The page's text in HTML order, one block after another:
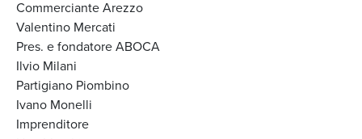
Commerciante Arezzo
Valentino Mercati
Pres. e fondatore ABOCA
Ilvio Milani
Partigiano Piombino
Ivano Monelli
Imprenditore